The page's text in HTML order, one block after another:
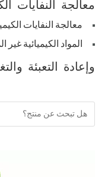
معالجة النفايات
معالجة النفايات
المواد الكيميائية غير
وإعادة التعبئة